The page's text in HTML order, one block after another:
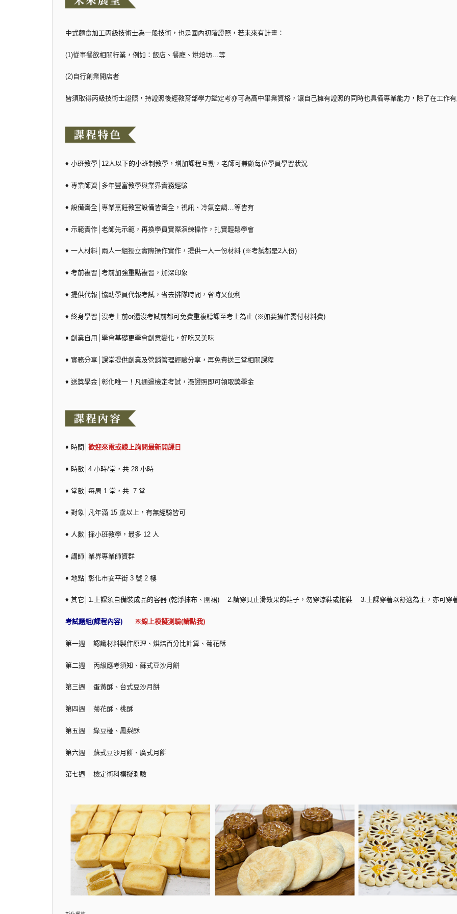
中式麵食加工丙級技術士為一般技術，也是國內初階證照，若未來有計畫：
(1)從事餐飲相關行業，例如：飯店、餐廳、烘焙坊…等
(2)自行創業開店者
皆須取得丙級技術士證照，持證照後經教育部學力鑑定考亦可為高中畢業資格，讓自己擁有證照的同時也具備專業能力，除了在工作
♦ 小班教學│12人以下的小班制教學，增加課程互動，老師可兼顧每位學員學習狀況
♦ 專業師資│多年豐富教學與業界實務經驗
♦ 設備齊全│專業烹飪教室設備皆齊全，視訊、冷氣空調…等皆有
♦ 示範實作│老師先示範，再換學員實際演練操作，扎實輕鬆學會
♦ 一人材料│兩人一組獨立實際操作實作，提供一人一份材料 (※考試都是2人份)
♦ 考前複習│考前加強重點複習，加深印象
♦ 提供代報│協助學員代報考試，省去排隊時間，省時又便利
♦ 終身學習│沒考上前or還沒考試前都可免費重複聽課至考上為止 (※如要操作需付材料費)
♦ 創業自用│學會基礎更學會創意變化，好吃又美味
♦ 實務分享│課堂提供創業及營銷管理經驗分享，再免費送三堂相關課程
♦ 送獎學金│彰化唯一！凡通過檢定考試，憑證照即可領取獎學金
♦ 時間│ 歡迎來電或線上詢問最新開課日
♦ 時數│4 小時/堂，共 28 小時
♦ 堂數│每周 1 堂，共 7 堂
♦ 對象│凡年滿 15 歲以上，有無經驗皆可
♦ 人數│採小班教學，最多 12 人
♦ 講師│業界專業師資群
♦ 地點│彰化市安平街 3 號 2 樓
♦ 其它│1.上課須自備裝成品的容器 (乾淨抹布、圍裙) 2.請穿具止滑效果的鞋子，勿穿涼鞋或拖鞋 3.上課穿著以舒適為主，亦可穿
考試題組(課程內容) ※線上模擬測驗(請點我)
第一週 │ 認識材料製作原理、烘焙百分比計算、菊花酥
第二週 │ 丙級應考須知、蘇式豆沙月餅
第三週 │ 蛋黃酥、台式豆沙月餅
第四週 │ 菊花酥、桃酥
第五週 │ 綠豆椪、鳳梨酥
第六週 │ 蘇式豆沙月餅、廣式月餅
第七週 │ 檢定術科模擬測驗